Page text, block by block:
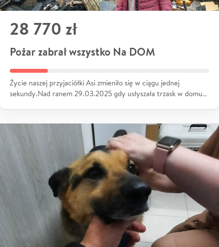
28 770 zł
Pożar zabrał wszystko Na DOM
Życie naszej przyjaciółki Asi zmieniło się w ciągu jednej
sekundy.Nad ranem 29.03.2025 gdy usłyszała trzask w domu…